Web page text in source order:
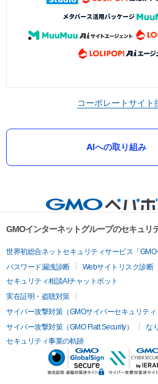
コーポレートサイト
AIへの取り組み
GMOインターネットグループのセキュリ
世界初総合ネットセキュリティサービス「GMO
パスワード漏洩診断
Webサイトリスク診断
セキュリティ相談AIチャットボット
実在証明・盗聴対策
サイバー攻撃対策（GMOサイバーセキュリティ
サイバー攻撃対策（GMO Flatt Security）
な
セキュリティ事業の軌跡